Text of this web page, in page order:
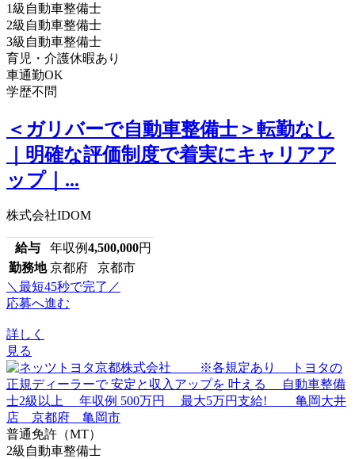
1級自動車整備士
2級自動車整備士
3級自動車整備士
育児・介護休暇あり
車通勤OK
学歴不問
＜ガリバーで自動車整備士＞転勤なし
｜明確な評価制度で着実にキャリアア
ップ｜...
株式会社IDOM
給与 年収例4,500,000円
勤務地 京都府 京都市
＼最短45秒で完了／
応募へ進む
詳しく
見る
普通免許（MT）
2級自動車整備士